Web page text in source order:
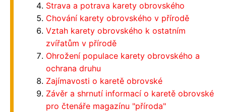
Strava a potrava karety obrovského
Chování karety obrovského v přírodě
Vztah karety obrovského k ostatním
zvířatům v přírodě
Ohrožení populace karety obrovského a
ochrana druhu
Zajímavosti o karetě obrovské
Závěr a shrnutí informací o karetě obrovské
pro čtenáře magazínu "příroda"